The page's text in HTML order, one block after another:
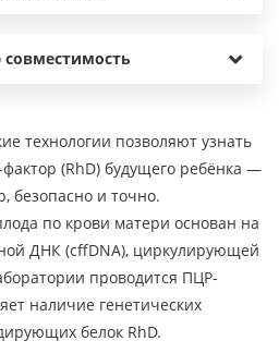
совместимость
технологии позволяют узнать
(RhD) будущего ребёнка —
безопасно и точно.
по крови матери основан на
ДНК (cffDNA), циркулирующей
проводится ПЦР-
наличие генетических
белок RhD.